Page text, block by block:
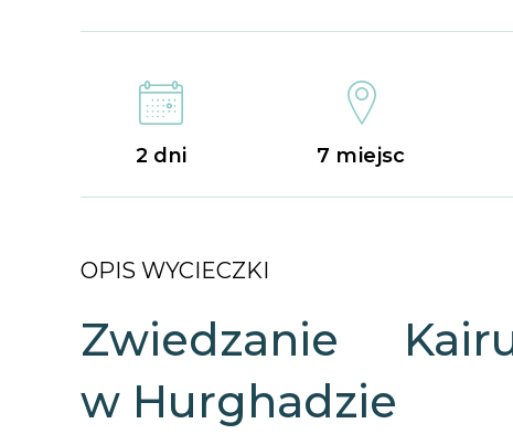
2 dni 7 miejsc
OPIS WYCIECZKI
Zwiedzanie
w Hurghadzie